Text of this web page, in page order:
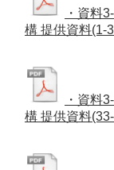
・資料
構 提供資料(1-
・資料
構 提供資料